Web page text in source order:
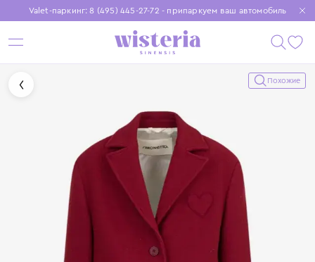
Valet-паркинг: 8 (495) 445-27-72 - припаркуем ваш автомобиль
Бесплатная доставка при заказе от 15 000 ₽
Установите приложение, чтобы покупки были еще удобнее
Похожие